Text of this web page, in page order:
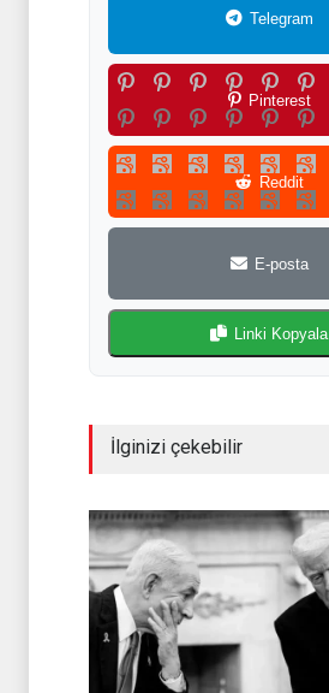
Telegram
Pinterest
Reddit
E-posta
Linki Kopyala
İlginizi çekebilir